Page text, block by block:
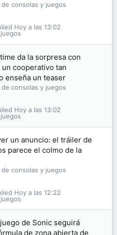
de consolas y juegos
Hoy a las 13:02
da la sorpresa con
cooperativo tan
enseña un teaser
de consolas y juegos
Hoy a las 13:02
un anuncio: el tráiler de
parece el colmo de la
de consolas y juegos
Hoy a las 12:22
de Sonic seguirá
de zona abierta de